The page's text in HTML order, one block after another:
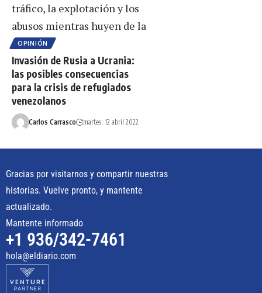
OPINIÓN
Invasión de Rusia a Ucrania:
las posibles consecuencias
para la crisis de refugiados
venezolanos
Carlos Carrasco martes, 12 abril 2022
Gracias por visitarnos y compartir nuestras
historias. Vuelve pronto, y mantente
actualizado.
Mantente informado
+1 936/342-7461
hola@eldiario.com